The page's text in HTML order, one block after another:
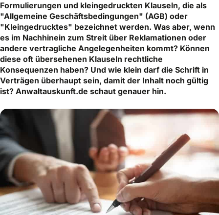
Formulierungen und kleingedruckten Klauseln, die als
"Allgemeine Geschäftsbedingungen" (AGB) oder
"Kleingedrucktes" bezeichnet werden. Was aber, wenn
es im Nachhinein zum Streit über Reklamationen oder
andere vertragliche Angelegenheiten kommt? Können
diese oft übersehenen Klauseln rechtliche
Konsequenzen haben? Und wie klein darf die Schrift in
Verträgen überhaupt sein, damit der Inhalt noch gültig
ist? Anwaltauskunft.de schaut genauer hin.